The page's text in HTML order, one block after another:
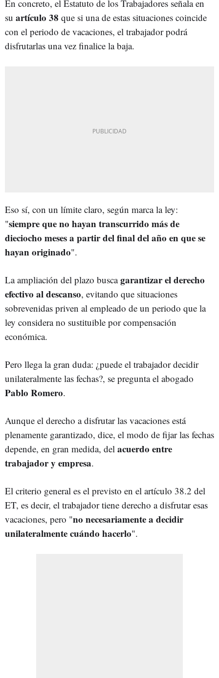
En concreto, el Estatuto de los Trabajadores señala en
su artículo 38 que si una de estas situaciones coincide
con el periodo de vacaciones, el trabajador podrá
disfrutarlas una vez finalice la baja.
Eso sí, con un límite claro, según marca la ley:
"siempre que no hayan transcurrido más de
dieciocho meses a partir del final del año en que se
hayan originado".
La ampliación del plazo buscagarantizar el derecho
efectivo al descanso, evitando que situaciones
sobrevenidas priven al empleado de un periodo que la
ley considera no sustituible por compensación
económica.
Pero llega la gran duda: ¿puede el trabajador decidir
unilateralmente las fechas?, se pregunta el abogado
Pablo Romero.
Aunque el derecho a disfrutar las vacaciones está
plenamente garantizado, dice, el modo de fijar las fechas
depende, en gran medida, del acuerdo entre
trabajador y empresa.
El criterio general es el previsto en el artículo 38.2 del
ET, es decir, el trabajador tiene derecho a disfrutar esas
vacaciones, pero "no necesariamente a decidir
unilateralmente cuándo hacerlo".